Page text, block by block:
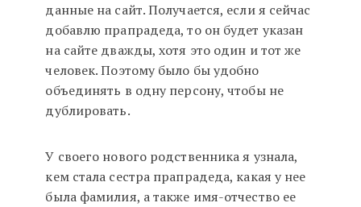
данные на сайт. Получается, если я сейчас
добавлю прапрадеда, то он будет указан
на сайте дважды, хотя это один и тот же
человек. Поэтому было бы удобно
объединять в одну персону, чтобы не
дублировать.
У своего нового родственника я узнала,
кем стала сестра прапрадеда, какая у нее
была фамилия, а также имя-отчество ее